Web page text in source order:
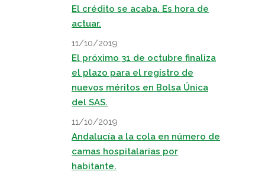
El crédito se acaba. Es hora de
actuar.
11/10/2019
El próximo 31 de octubre finaliza
el plazo para el registro de
nuevos méritos en Bolsa Única
del SAS.
11/10/2019
Andalucía a la cola en número de
camas hospitalarias por
habitante.